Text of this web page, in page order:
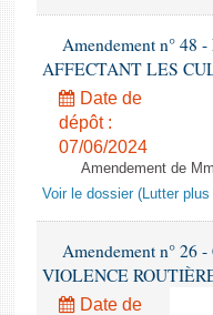
Amendement n°
AFFECTANT LES
Date de
dépôt :
07/06/2024
Amendement de
Voir le dossier (Lutter
Amendement n°
VIOLENCE
Date de